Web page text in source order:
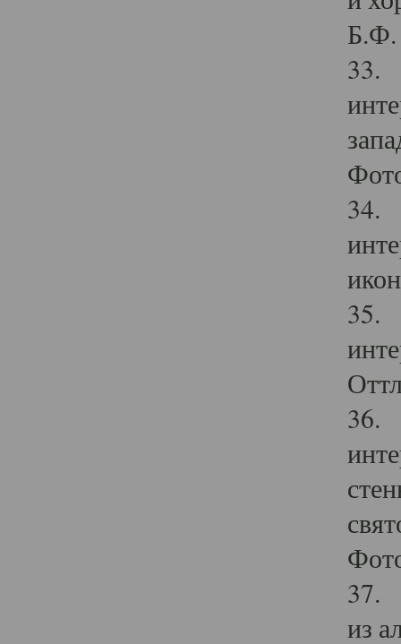
Б.Ф.
33.
34.
35.
36.
37.
из